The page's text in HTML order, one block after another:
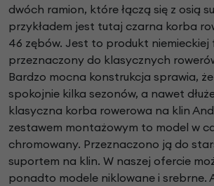
dwóch ramion, które łączą się z osią
przykładem jest tutaj czarna korba
46 zębów. Jest to produkt niemieckiej
przeznaczony do klasycznych
Bardzo mocna konstrukcja sprawia,
spokojnie kilka sezonów, a nawet
klasyczna korba rowerowa na klin
zestawem montażowym to model w
chromowany. Przeznaczono ją do
suportem na klin. W naszej ofercie
ponadto modele niklowane i srebrne.